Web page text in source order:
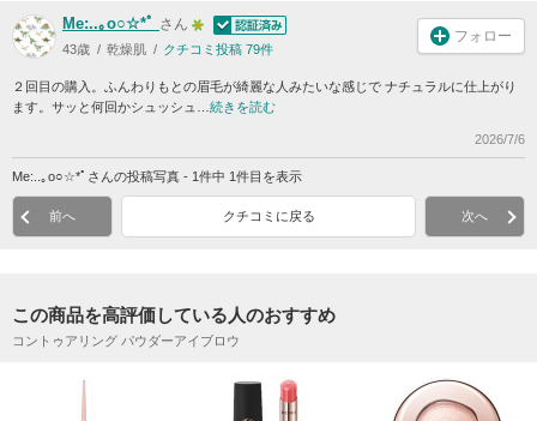
Me:..｡o○☆*ﾟ さん
43歳 乾燥肌 クチコミ投稿 79件
フォロー
２回目の購入。ふんわりもとの眉毛が綺麗な人みたいな感じで ナチュラルに仕上がり
ます。サッと何回かシュッシュ… 続きを読む
2026/7/6
Me:..｡o○☆*ﾟさんの投稿写真 - 1件中 1件目を表示
前へ クチコミに戻る 次へ
この商品を高評価している人のおすすめ
コントゥアリング パウダーアイブロウ